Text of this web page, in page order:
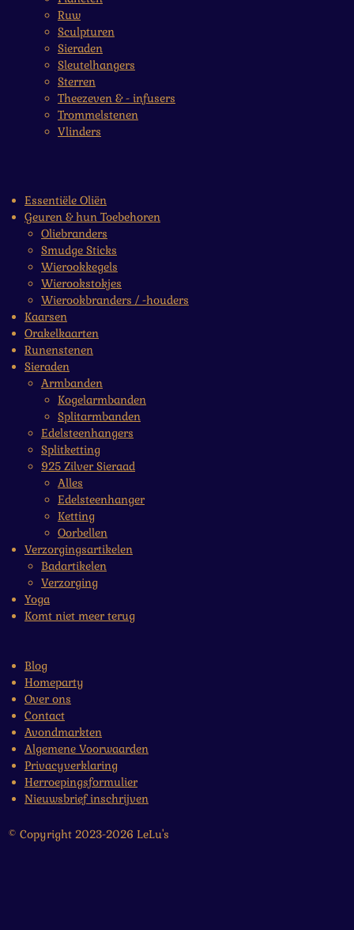
Ruw
Sculpturen
Sieraden
Sleutelhangers
Sterren
Theezeven & - infusers
Trommelstenen
Vlinders
Essentiële Oliën
Geuren & hun Toebehoren
Oliebranders
Smudge Sticks
Wierookkegels
Wierookstokjes
Wierookbranders / -houders
Kaarsen
Orakelkaarten
Runenstenen
Sieraden
Armbanden
Kogelarmbanden
Splitarmbanden
Edelsteenhangers
Splitketting
925 Zilver Sieraad
Alles
Edelsteenhanger
Ketting
Oorbellen
Verzorgingsartikelen
Badartikelen
Verzorging
Yoga
Komt niet meer terug
Blog
Homeparty
Over ons
Contact
Avondmarkten
Algemene Voorwaarden
Privacyverklaring
Herroepingsformulier
Nieuwsbrief inschrijven
© Copyright 2023-2026 LeLu's